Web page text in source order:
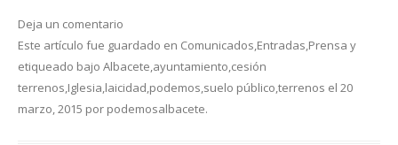
Deja un comentario
Este artículo fue guardado en Comunicados,Entradas,Prensa y
etiqueado bajo Albacete,ayuntamiento,cesión
terrenos,Iglesia,laicidad,podemos,suelo público,terrenos el 20
marzo, 2015 por podemosalbacete.